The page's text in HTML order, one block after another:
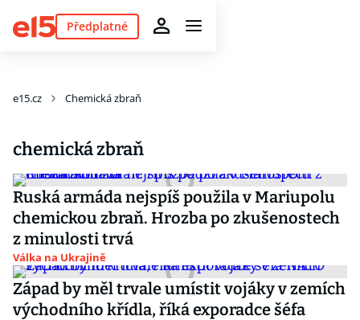
Předplatné
e15.cz Chemická zbraň
chemická zbraň
Ruská armáda nejspíš použila v Mariupolu
chemickou zbraň. Hrozba po zkušenostech
z minulosti trvá
Válka na Ukrajině
Západ by měl trvale umístit vojáky v zemích
východního křídla, říká exporadce šéfa